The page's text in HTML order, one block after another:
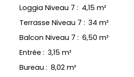
Loggia Niveau 7 : 4,15 m²
Terrasse Niveau 7 : 34 m²
Balcon Niveau 7 : 6,50 m²
Entrée : 3,15 m²
Bureau : 8,02 m²